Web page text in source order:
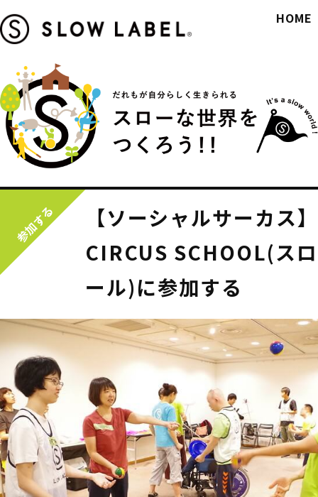
HOME
【ソーシャルサーカス
CIRCUS SCHOOL(ス
ール)に参加する
参加する